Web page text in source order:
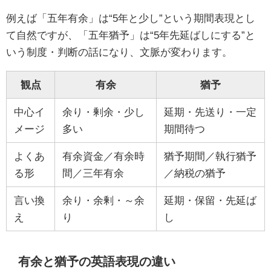
例えば「五年有余」は“5年と少し”という期間表現とし
て自然ですが、「五年猶予」は“5年先延ばしにする”と
いう制度・判断の話になり、文脈が変わります。
観点 有余 猶予
中心イ
メージ
余り・剰余・少し
多い
延期・先送り・一定
期間待つ
よくあ
る形
有余資金／有余時
間／三年有余
猶予期間／執行猶予
／納税の猶予
言い換
え
余り・余剰・～余
り
延期・保留・先延ば
し
有余と猶予の英語表現の違い